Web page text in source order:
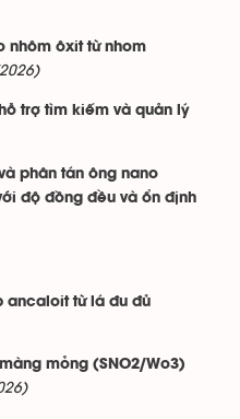
nhôm ôxit từ nhom
trợ tìm kiếm và quản lý
phân tán ông nano
độ đồng đều và ổn định
ancaloit từ lá đu đủ
mỏng (SNO2/Wo3)